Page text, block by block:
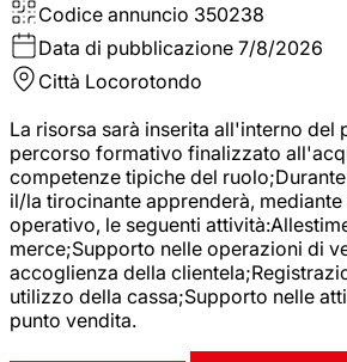
Codice annuncio 350238
Data di pubblicazione 7/8/2026
Città Locorotondo
La risorsa sarà inserita all'interno del
percorso formativo finalizzato
competenze tipiche del
il/la tirocinante apprenderà,
operativo, le seguenti
merce;Supporto nelle operazioni di
accoglienza della
utilizzo della cassa;Supporto nelle
punto vendita.